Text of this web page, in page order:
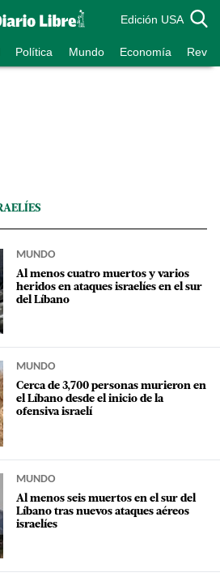
Edición USA
Política Mundo Economía
MUNDO
Al menos cuatro muertos y varios
heridos en ataques israelíes en el sur
del Líbano
MUNDO
Cerca de 3,700 personas murieron en
el Líbano desde el inicio de la
ofensiva israelí
MUNDO
Al menos seis muertos en el sur del
Líbano tras nuevos ataques aéreos
israelíes